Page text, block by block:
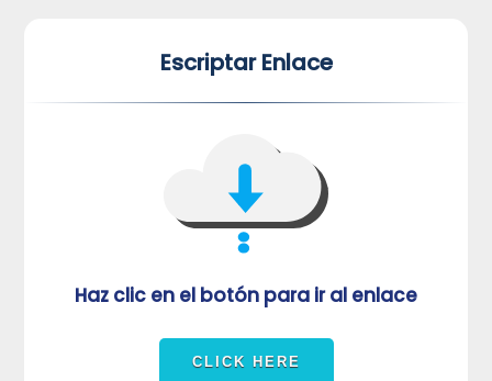
Escriptar Enlace
Haz clic en el botón para ir al enlace
VUVORmRFeFRNVlJrUjBZd1kza3dkRkJuUFQwPQ==